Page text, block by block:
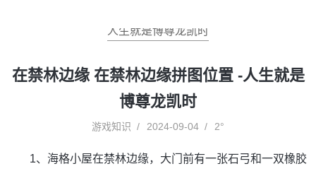
人生就是博尊龙凯时
在禁林边缘 在禁林边缘拼图位置 -人生就是
博尊龙凯时
游戏知识 2024-09-04 2°
1、海格小屋在禁林边缘，大门前有一张石弓和一双橡胶